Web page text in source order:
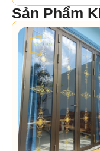
Sản Phẩm